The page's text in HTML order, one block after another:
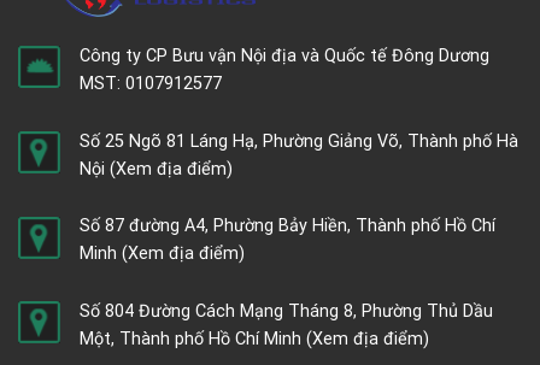
Công ty CP Bưu vận Nội địa và Quốc tế Đông Dương
MST: 0107912577
Số 25 Ngõ 81 Láng Hạ, Phường Giảng Võ, Thành phố Hà
Nội (Xem địa điểm)
Số 87 đường A4, Phường Bảy Hiền, Thành phố Hồ Chí
Minh (Xem địa điểm)
Số 804 Đường Cách Mạng Tháng 8, Phường Thủ Dầu
Một, Thành phố Hồ Chí Minh (Xem địa điểm)